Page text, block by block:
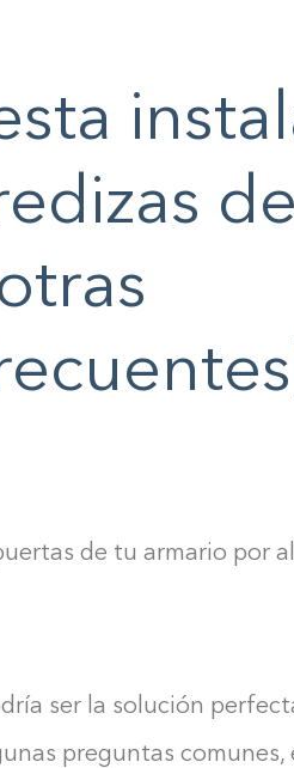
de
de tu armario por
ser la solución
preguntas comunes,